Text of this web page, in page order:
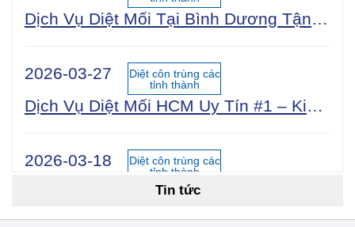
Dịch Vụ Diệt Mối Tại Bình Dương Tận Gốc 100% An Toàn Sinh Học | Công Ty Uy Tín Năm 2025
2026-03-27
Diệt côn trùng các
tỉnh thành
Dịch Vụ Diệt Mối HCM Uy Tín #1 – Kiểm Tra Miễn Phí 24/7, Bảo Hành 5 Năm
2026-03-18
Diệt côn trùng các
tỉnh thành
Tin tức